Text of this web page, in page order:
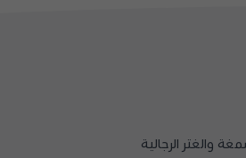
والغتر الرجالية